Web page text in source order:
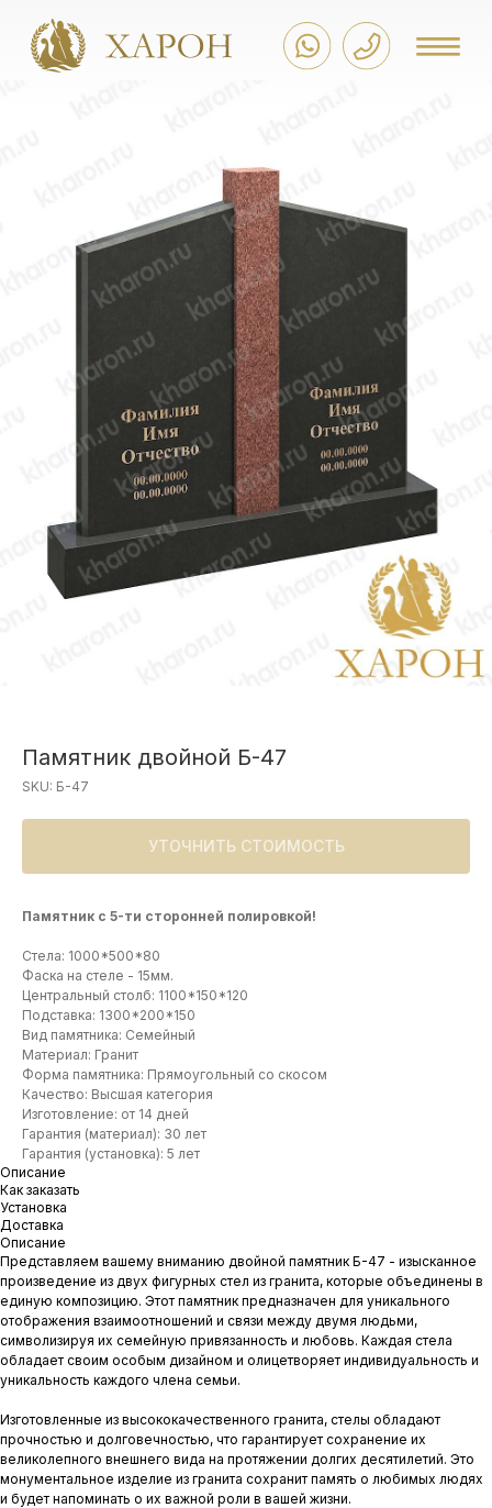
Памятник двойной Б-47
SKU: Б-47
УТОЧНИТЬ СТОИМОСТЬ
Памятник с 5-ти сторонней полировкой!
Стела: 1000*500*80
Фаска на стеле - 15мм.
Центральный столб: 1100*150*120
Подставка: 1300*200*150
Вид памятника: Семейный
Материал: Гранит
Форма памятника: Прямоугольный со скосом
Качество: Высшая категория
Изготовление: от 14 дней
Гарантия (материал): 30 лет
Гарантия (установка): 5 лет
Описание
Как заказать
Установка
Доставка
Описание
Представляем вашему вниманию двойной памятник Б-47 - изысканное
произведение из двух фигурных стел из гранита, которые объединены в
единую композицию. Этот памятник предназначен для уникального
отображения взаимоотношений и связи между двумя людьми,
символизируя их семейную привязанность и любовь. Каждая стела
обладает своим особым дизайном и олицетворяет индивидуальность и
уникальность каждого члена семьи.
Изготовленные из высококачественного гранита, стелы обладают
прочностью и долговечностью, что гарантирует сохранение их
великолепного внешнего вида на протяжении долгих десятилетий. Это
монументальное изделие из гранита сохранит память о любимых людях
и будет напоминать о их важной роли в вашей жизни.